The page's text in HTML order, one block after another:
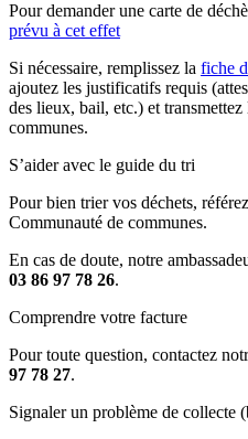
Pour demander une carte de
prévu à cet effet
Si nécessaire, remplissez la fiche
ajoutez les justificatifs requis
des lieux, bail, etc.) et
communes.
S’aider avec le guide du tri
Pour bien trier vos déchets,
Communauté de communes.
En cas de doute, notre
03 86 97 78 26.
Comprendre votre facture
Pour toute question, contactez
97 78 27.
Signaler un problème de collecte